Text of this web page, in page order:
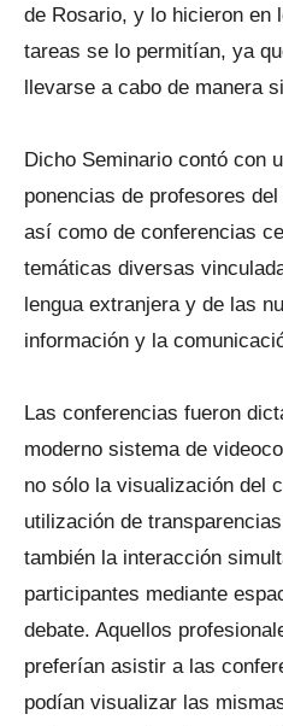
de Rosario, y lo hicieron en
tareas se lo permitían, ya
llevarse a cabo de manera
Dicho Seminario contó con
ponencias de profesores
así como de conferencias
temáticas diversas
lengua extranjera y de las
información y la
Las conferencias fueron
moderno sistema de
no sólo la visualización del
utilización de
también la interacción
participantes mediante
debate. Aquellos
preferían asistir a las
podían visualizar las